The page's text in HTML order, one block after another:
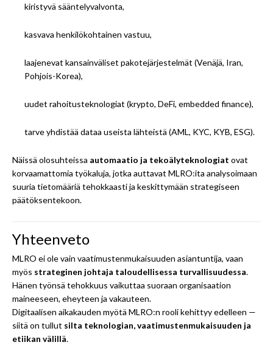
kiristyvä sääntelyvalvonta,
kasvava henkilökohtainen vastuu,
laajenevat kansainväliset pakotejärjestelmät (Venäjä, Iran,
Pohjois-Korea),
uudet rahoitusteknologiat (krypto, DeFi, embedded finance),
tarve yhdistää dataa useista lähteistä (AML, KYC, KYB, ESG).
Näissä olosuhteissa automaatio ja tekoälyteknologiat ovat
korvaamattomia työkaluja, jotka auttavat MLRO:ita analysoimaan
suuria tietomääriä tehokkaasti ja keskittymään strategiseen
päätöksentekoon.
Yhteenveto
MLRO ei ole vain vaatimustenmukaisuuden asiantuntija, vaan
myös strateginen johtaja taloudellisessa turvallisuudessa.
Hänen työnsä tehokkuus vaikuttaa suoraan organisaation
maineeseen, eheyteen ja vakauteen.
Digitaalisen aikakauden myötä MLRO:n rooli kehittyy edelleen —
siitä on tullut silta teknologian, vaatimustenmukaisuuden ja
etiikan välillä.